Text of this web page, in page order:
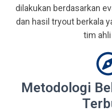
dilakukan berdasarkan
dan hasil tryout berkala
tim
Metodologi